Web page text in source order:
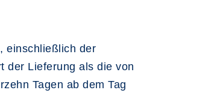
einschließlich der
der Lieferung als die von
Tagen ab dem Tag